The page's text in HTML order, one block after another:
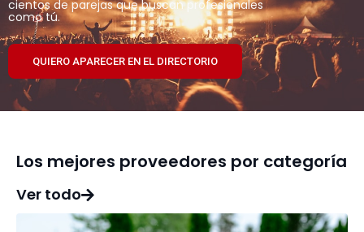
cientos de parejas que buscan profesionales
como tú.
QUIERO APARECER EN EL DIRECTORIO
Los mejores proveedores por categoría
Ver todo